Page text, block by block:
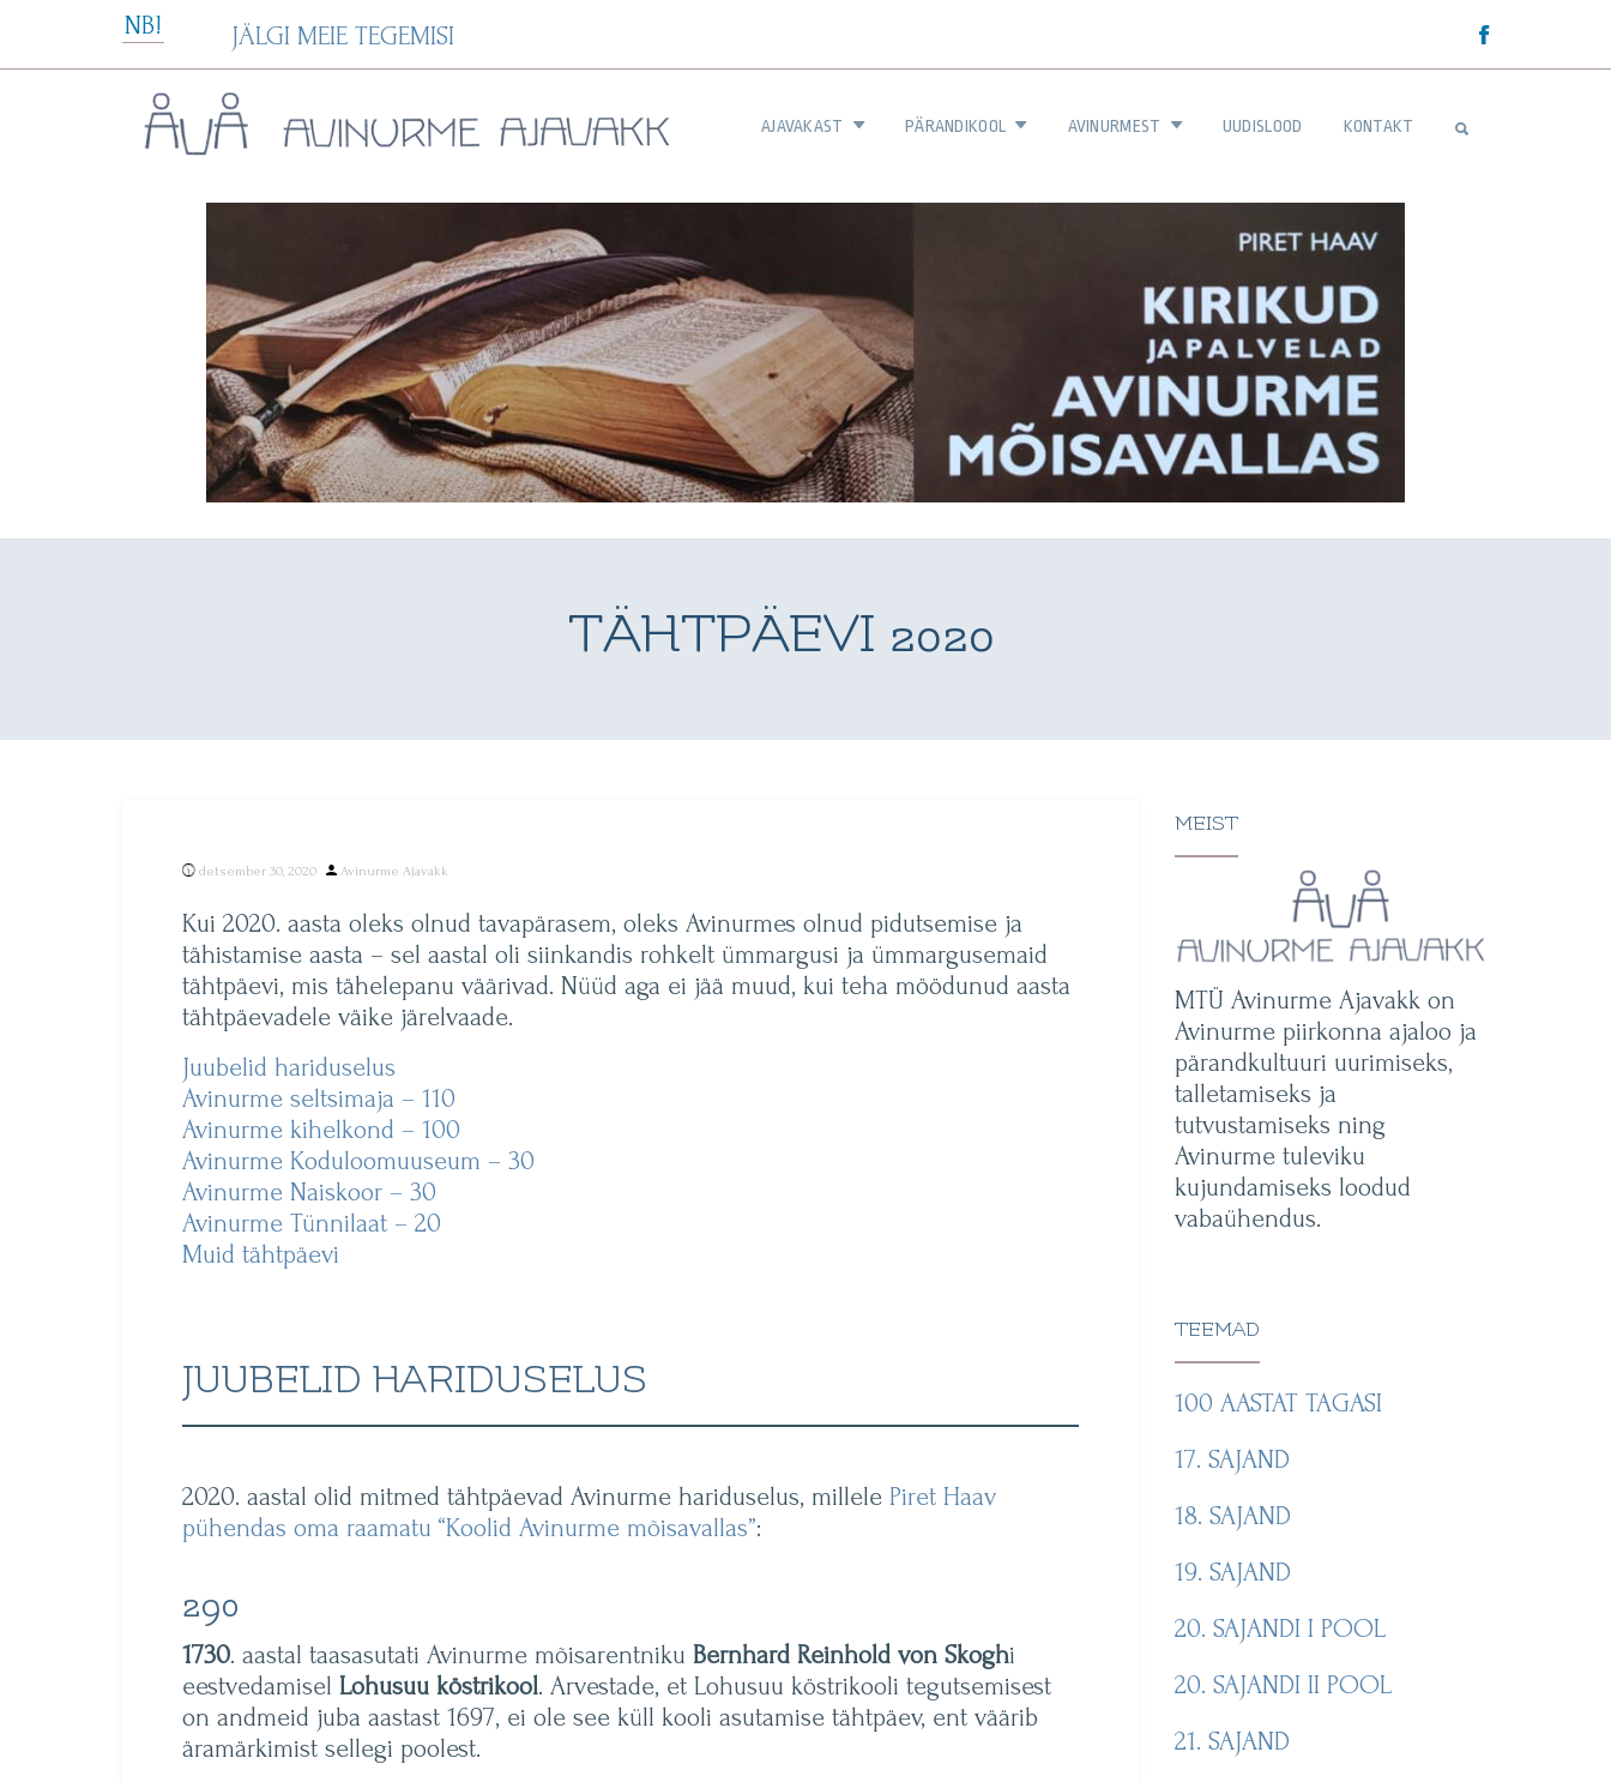
to
NB! JÄLGI MEIE TEGEMISI
Avinurme Ajavakk
AJAVAKAST PÄRANDIKOOL AVINURMEST UUDISLOOD KONTAKT
TÄHTPÄEVI 2020
detsember 30, 2020
Posted
Avinurme Ajavakk
Kui 2020. aasta oleks olnud tavapärasem, oleks Avinurmes olnud pidutsemise ja
tähistamise aasta – sel aastal oli siinkandis rohkelt ümmargusi ja ümmargusemaid
tähtpäevi, mis tähelepanu väärivad. Nüüd aga ei jää muud, kui teha möödunud aasta
tähtpäevadele väike järelvaade.
Juubelid hariduselus
Avinurme seltsimaja – 110
Avinurme kihelkond – 100
Avinurme Koduloomuuseum – 30
Avinurme Naiskoor – 30
Avinurme Tünnilaat – 20
Muid tähtpäevi
JUUBELID HARIDUSELUS
2020. aastal olid mitmed tähtpäevad Avinurme hariduselus, millele Piret Haav
pühendas oma raamatu “Koolid Avinurme mõisavallas”:
290
1730. aastal taasasutati Avinurme mõisarentniku Bernhard Reinhold von Skoghi
eestvedamisel Lohusuu köstrikool. Arvestade, et Lohusuu köstrikooli tegutsemisest
on andmeid juba aastast 1697, ei ole see küll kooli asutamise tähtpäev, ent väärib
äramärkimist sellegi poolest.
MEIST
MTÜ Avinurme Ajavakk on
Avinurme piirkonna ajaloo ja
pärandkultuuri uurimiseks,
talletamiseks ja
tutvustamiseks ning
Avinurme tuleviku
kujundamiseks loodud
vabaühendus.
TEEMAD
100 AASTAT TAGASI
17. SAJAND
18. SAJAND
19. SAJAND
20. SAJANDI I POOL
20. SAJANDI II POOL
21. SAJAND